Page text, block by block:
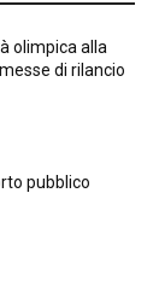
olimpica alla
di rilancio
pubblico